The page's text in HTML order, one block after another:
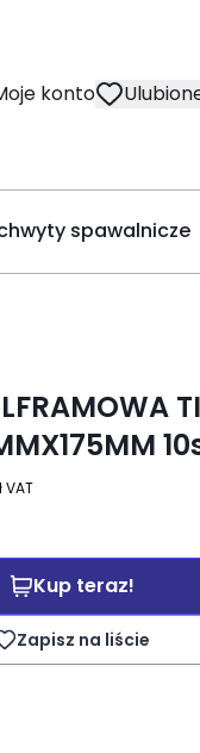
konto
spawalnicze
VAT
Kup teraz!
Zapisz na liście